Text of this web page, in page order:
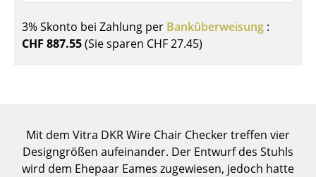
Kindertische
Gartentische
... alle Tische
Aufbewahren
3% Skonto bei Zahlung per Banküberweisung :
CHF 887.55(Sie sparen CHF 27.45)
Mit dem Vitra DKR Wire Chair Checker treffen vier
Designgrößen aufeinander. Der Entwurf des Stuhls
wird dem Ehepaar Eames zugewiesen, jedoch hatte